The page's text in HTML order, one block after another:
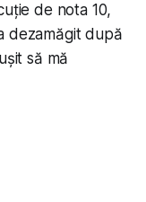
de nota 10,
dezamăgit după
să mă